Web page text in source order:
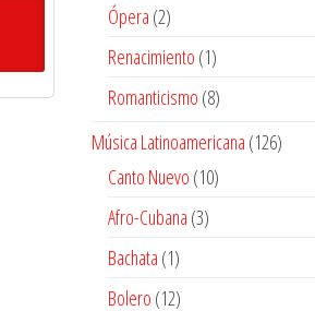
$14.400.
Ópera 22
productos
Renacimiento 11
producto
Romanticismo 88
Música Latinoamericana 126126
Canto Nuevo 1010
Afro-Cubana 33
Bachata 11
producto
Bolero 1212